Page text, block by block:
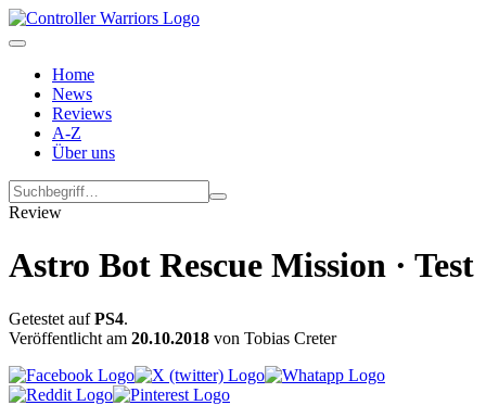
Home
News
Reviews
A-Z
Über uns
Review
Astro Bot Rescue Mission · Test
Getestet aufPS4.
Veröffentlicht am 20.10.2018 von Tobias Creter